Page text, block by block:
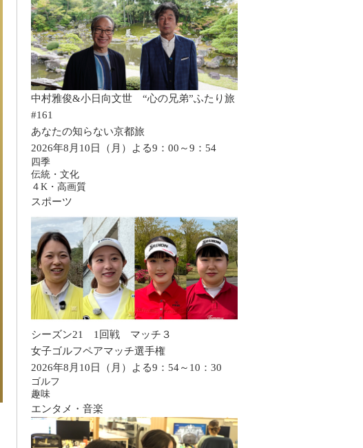
中村雅俊&小日向文世 “心の兄弟”ふたり旅
#161
あなたの知らない京都旅
2026年8月10日（月）よる9：00～9：54
四季
伝統・文化
４K・高画質
スポーツ
シーズン21 1回戦 マッチ３
女子ゴルフペアマッチ選手権
2026年8月10日（月）よる9：54～10：30
ゴルフ
趣味
エンタメ・音楽